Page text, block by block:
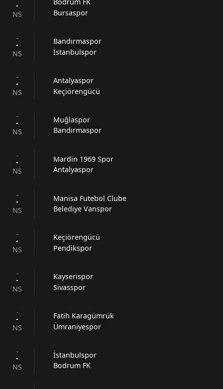
-
NS
Bodrum FK
Bursaspor
-
-
NS
Bandırmaspor
İstanbulspor
-
-
NS
Antalyaspor
Keçiörengücü
-
-
NS
Muğlaspor
Bandırmaspor
-
-
NS
Mardin 1969 Spor
Antalyaspor
-
-
NS
Manisa Futebol Clube
Belediye Vanspor
-
-
NS
Keçiörengücü
Pendikspor
-
-
NS
Kayserispor
Sivasspor
-
-
NS
Fatih Karagümrük
Ümraniyespor
-
-
NS
İstanbulspor
Bodrum FK